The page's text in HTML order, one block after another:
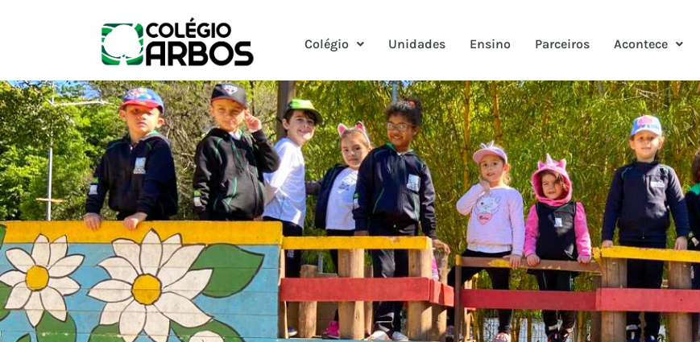
Colégio Unidades Ensino Parceiros Acontece